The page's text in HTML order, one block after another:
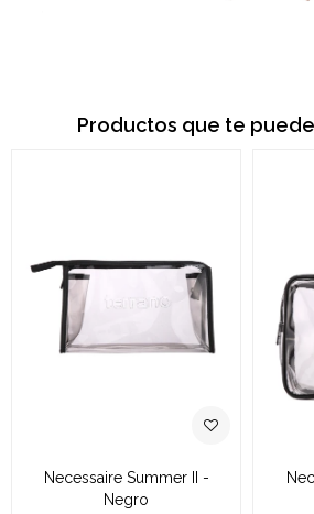
Productos que te
Necessaire Summer II -
Negro